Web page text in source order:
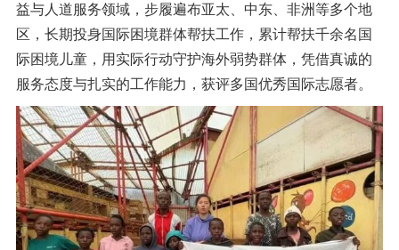
益与人道服务领域，步履遍布亚太、中东、非洲等多个地
区，长期投身国际困境群体帮扶工作，累计帮扶千余名国
际困境儿童，用实际行动守护海外弱势群体，凭借真诚的
服务态度与扎实的工作能力，获评多国优秀国际志愿者。